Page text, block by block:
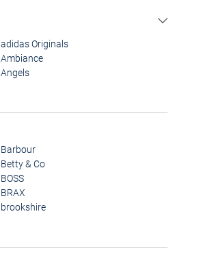
adidas Originals
Ambiance
Angels
Barbour
Betty & Co
BOSS
BRAX
brookshire